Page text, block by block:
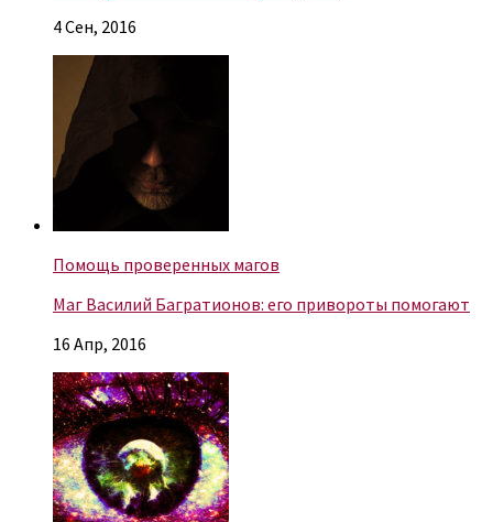
4 Сен, 2016
Помощь проверенных магов
Маг Василий Багратионов: его привороты помогают
16 Апр, 2016